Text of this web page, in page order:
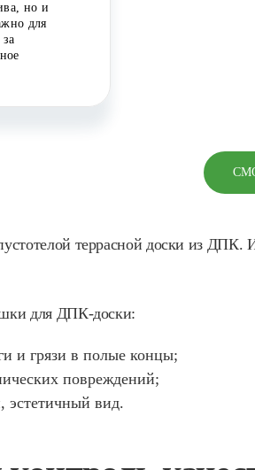
но и
для
террасной доски из
для ДПК-доски:
и грязи в полые концы;
повреждений;
эстетичный вид.